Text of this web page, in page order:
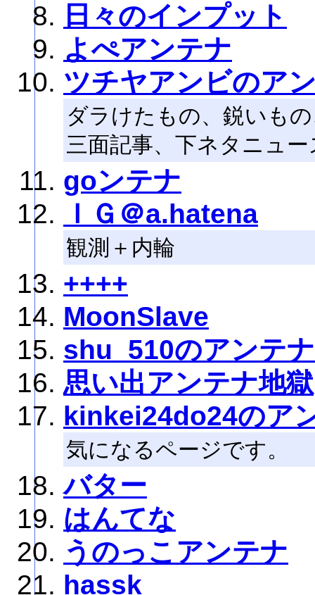
日々のインプット
よぺアンテナ
ツチヤアンビのア
ダラけたもの、鋭いも
三面記事、下ネタニュ
goンテナ
ＩＧ＠a.hatena
観測＋内輪
++++
MoonSlave
shu_510のアンテナ
思い出アンテナ地獄
kinkei24do24のア
気になるページです。
バター
はんてな
うのっこアンテナ
hassk